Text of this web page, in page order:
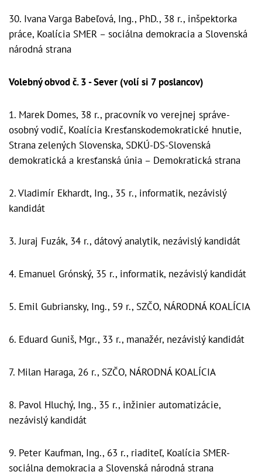
30. Ivana Varga Babeľová, Ing., PhD., 38 r., inšpektorka
práce, Koalícia SMER – sociálna demokracia a Slovenská
národná strana
Volebný obvod č. 3 - Sever (volí si 7 poslancov)
1. Marek Domes, 38 r., pracovník vo verejnej správe-
osobný vodič, Koalícia Kresťanskodemokratické hnutie,
Strana zelených Slovenska, SDKÚ-DS-Slovenská
demokratická a kresťanská únia – Demokratická strana
2. Vladimír Ekhardt, Ing., 35 r., informatik, nezávislý
kandidát
3. Juraj Fuzák, 34 r., dátový analytik, nezávislý kandidát
4. Emanuel Grónský, 35 r., informatik, nezávislý kandidát
5. Emil Gubriansky, Ing., 59 r., SZČO, NÁRODNÁ KOALÍCIA
6. Eduard Guniš, Mgr., 33 r., manažér, nezávislý kandidát
7. Milan Haraga, 26 r., SZČO, NÁRODNÁ KOALÍCIA
8. Pavol Hluchý, Ing., 35 r., inžinier automatizácie,
nezávislý kandidát
9. Peter Kaufman, Ing., 63 r., riaditeľ, Koalícia SMER-
sociálna demokracia a Slovenská národná strana